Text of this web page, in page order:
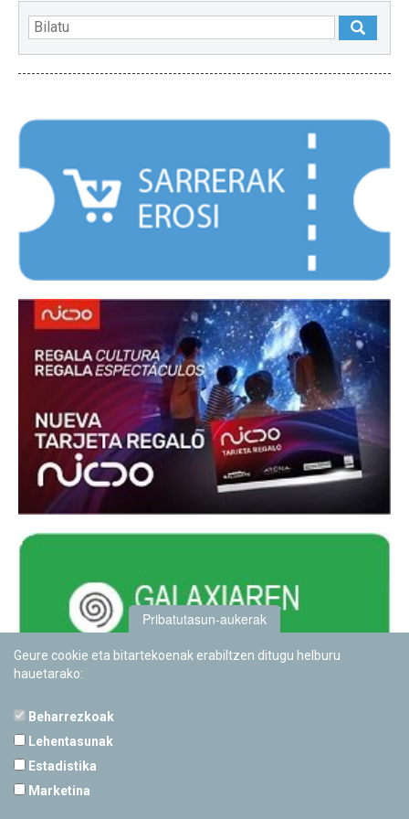
Pribatutasun-aukerak
Geure cookie eta bitartekoenak erabiltzen ditugu helburu
hauetarako:
Beharrezkoak
Lehentasunak
Estadistika
Marketina